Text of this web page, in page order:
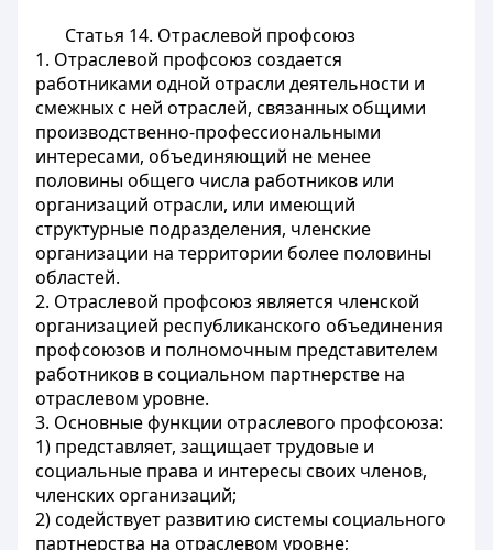
Статья 14. Отраслевой профсоюз
1. Отраслевой профсоюз создается
работниками одной отрасли деятельности и
смежных с ней отраслей, связанных общими
производственно-профессиональными
интересами, объединяющий не менее
половины общего числа работников или
организаций отрасли, или имеющий
структурные подразделения, членские
организации на территории более половины
областей.
2. Отраслевой профсоюз является членской
организацией республиканского объединения
профсоюзов и полномочным представителем
работников в социальном партнерстве на
отраслевом уровне.
3. Основные функции отраслевого профсоюза:
1) представляет, защищает трудовые и
социальные права и интересы своих членов,
членских организаций;
2) содействует развитию системы социального
партнерства на отраслевом уровне;